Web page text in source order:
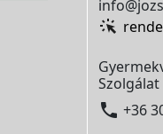
Szolgálat
 +36